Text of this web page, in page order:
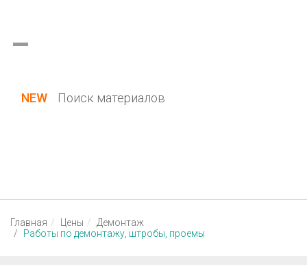
NEW Поиск материалов
Главная Цены
Демонтаж
Работы по демонтажу, штробы, проемы